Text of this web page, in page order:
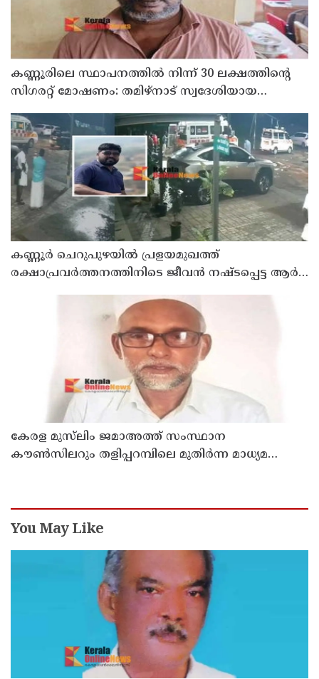
കണ്ണൂരിലെ സ്ഥാപനത്തിൽ നിന്ന് 30 ലക്ഷത്തിന്റെ
സിഗരറ്റ് മോഷണം: തമിഴ്‌നാട് സ്വദേശിയായ
സെയിൽസ്മാൻ തെങ്കാശിയിൽ പിടിയിൽ
കണ്ണൂർ ചെറുപുഴയിൽ പ്രളയമുഖത്ത്
രക്ഷാപ്രവർത്തനത്തിനിടെ ജീവൻ നഷ്ടപ്പെട്ട ആർ.
രാജേഷിൻ്റെ ഭൗതിക ശരീരത്തോട് അനാദരവ്
കാണിച്ചതായി ആരോപണം
കേരള മുസ്‌ലിം ജമാഅത്ത് സംസ്ഥാന
കൗൺസിലറും തളിപ്പറമ്പിലെ മുതിർന്ന മാധ്യമ
You May Like